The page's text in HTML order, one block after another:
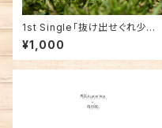
1st Single「抜け出せぐれ少年/
空のパレット」
¥1,000